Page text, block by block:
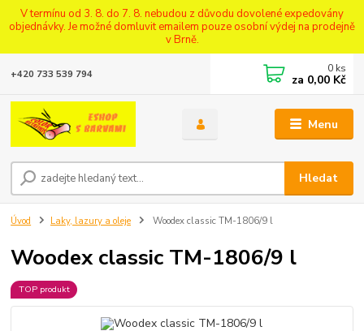
V termínu od 3. 8. do 7. 8. nebudou z důvodu dovolené expedovány
objednávky. Je možné domluvit emailem pouze osobní výdej na prodejně
v Brně.
Menu
Hledat
+420 733 539 794 0 ks
za 0,00 Kč
Úvod Laky, lazury a oleje Woodex classic TM-1806/9 l
Woodex classic TM-1806/9 l
TOP produkt